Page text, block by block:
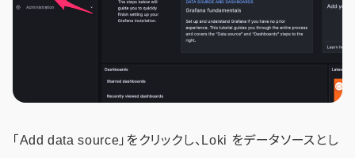
「Add data source」をクリックし、Loki をデータソースとし